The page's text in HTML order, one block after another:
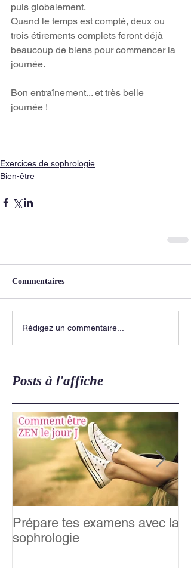
puis globalement.
Quand le temps est compté, deux ou
trois étirements complets feront déjà
beaucoup de biens pour commencer la
journée.
Bon entraînement... et très belle
journée !
Exercices de sophrologie
Bien-être
Commentaires
Rédigez un commentaire...
Posts à l'affiche
Prépare tes examens avec la
sophrologie